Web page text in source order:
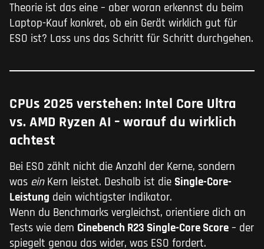
Theorie ist das eine – aber woran erkennst du beim
Laptop-Kauf konkret, ob ein Gerät wirklich gut für
ESO ist? Lass uns das Schritt für Schritt durchgehen.
CPUs 2025 verstehen: Intel Core Ultra
vs. AMD Ryzen AI – worauf du wirklich
achtest
Bei ESO zählt nicht die Anzahl der Kerne, sondern
was einKern leistet. Deshalb ist die Single-Core-
Leistung dein wichtigster Indikator.
Wenn du Benchmarks vergleichst, orientiere dich an
Tests wie dem Cinebench R23 Single-Core Score – der
spiegelt genau das wider, was ESO fordert.